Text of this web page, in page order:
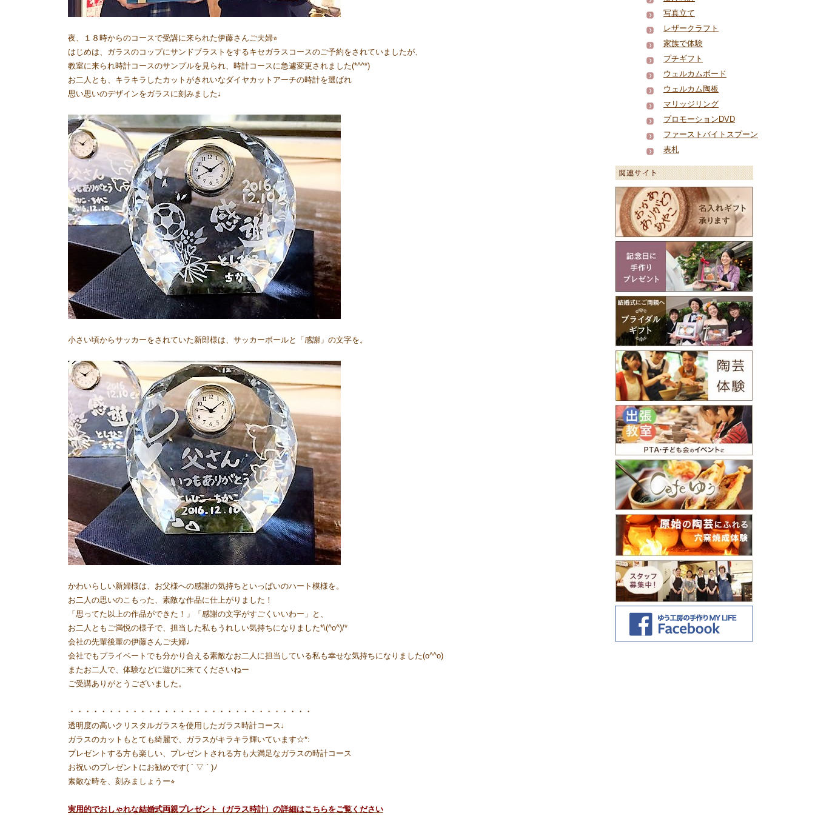
夜、１８時からのコースで受講に来られた伊藤さんご夫婦⭐︎
はじめは、ガラスのコップにサンドブラストをするキセガラスコースのご予約をされていましたが、
教室に来られ時計コースのサンプルを見られ、時計コースに急遽変更されました(*^^*)
お二人とも、キラキラしたカットがきれいなダイヤカットアーチの時計を選ばれ
思い思いのデザインをガラスに刻みました♩
小さい頃からサッカーをされていた新郎様は、サッカーボールと「感謝」の文字を。
かわいらしい新婦様は、お父様への感謝の気持ちといっぱいのハート模様を。
お二人の思いのこもった、素敵な作品に仕上がりました！
「思ってた以上の作品ができた！」「感謝の文字がすごくいいわー」と、
お二人ともご満悦の様子で、担当した私もうれしい気持ちになりました*\(^o^)/*
会社の先輩後輩の伊藤さんご夫婦♩
会社でもプライベートでも分かり合える素敵なお二人に担当している私も幸せな気持ちになりました(o^^o)
またお二人で、体験などに遊びに来てくださいねー
ご受講ありがとうございました。
・・・・・・・・・・・・・・・・・・・・・・・・・・・・・・・
透明度の高いクリスタルガラスを使用したガラス時計コース♩
ガラスのカットもとても綺麗で、ガラスがキラキラ輝いています☆*:
プレゼントする方も楽しい、プレゼントされる方も大満足なガラスの時計コース
お祝いのプレゼントにお勧めです( ´ ▽ ` )ﾉ
素敵な時を、刻みましょうー⭐︎
実用的でおしゃれな結婚式両親プレゼント（ガラス時計）の詳細はこちらをご覧ください
写真立て
レザークラフト
家族で体験
プチギフト
ウェルカムボード
ウェルカム陶板
マリッジリング
プロモーションDVD
ファーストバイトスプーン
表札